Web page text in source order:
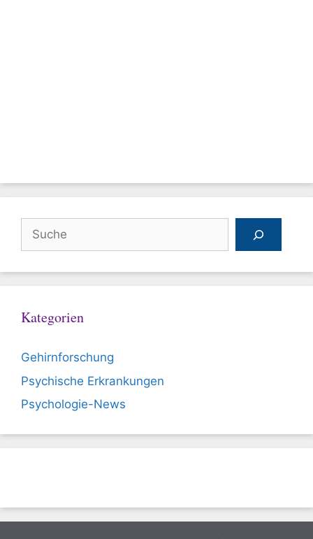
Suchen
Kategorien
Gehirnforschung
Psychische Erkrankungen
Psychologie-News